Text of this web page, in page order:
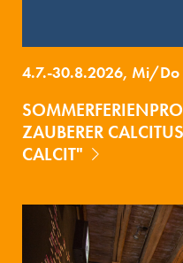
4.7.-30.8.2026, Mi/Do
ZAUBERER
CALCIT"